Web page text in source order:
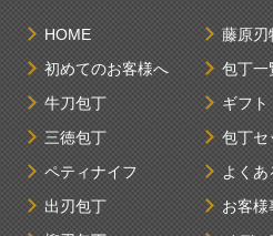
HOME
初めてのお客様へ
牛刀包丁
三徳包丁
ペティナイフ
出刃包丁
藤原刃
包丁一
ギフト
包丁セ
よくあ
お客様